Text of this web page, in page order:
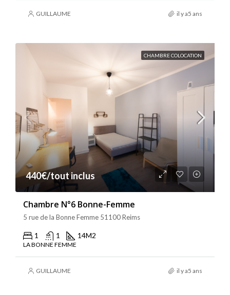
GUILLAUME il y a5 ans
CHAMBRE COLOCATION
440€/tout inclus
Chambre N°6 Bonne-Femme
5 rue de la Bonne Femme 51100 Reims
1 1 14M2
LA BONNE FEMME
GUILLAUME il y a5 ans